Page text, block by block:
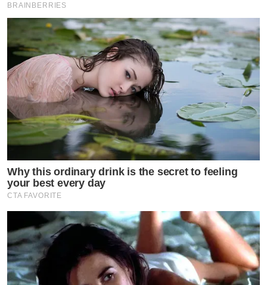
BRAINBERRIES
Why this ordinary drink is the secret to feeling
your best every day
CTA FAVORITE